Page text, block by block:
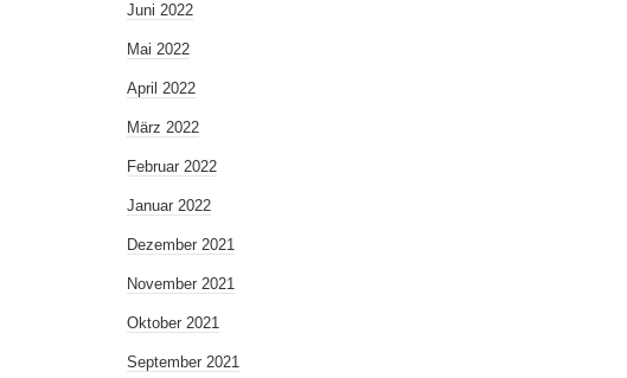
Juni 2022
Mai 2022
April 2022
März 2022
Februar 2022
Januar 2022
Dezember 2021
November 2021
Oktober 2021
September 2021